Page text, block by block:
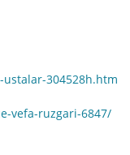
304528h.htm
vefa-ruzgari-6847/